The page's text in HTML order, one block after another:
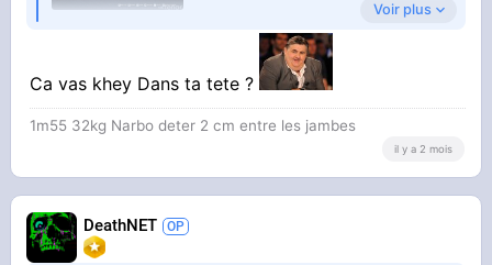
Time to run, time to run ... RUN MA BOI
Voir plus
Ca vas khey Dans ta tete ?
1m55 32kg Narbo deter 2 cm entre les jambes
il y a 2 mois
DeathNET